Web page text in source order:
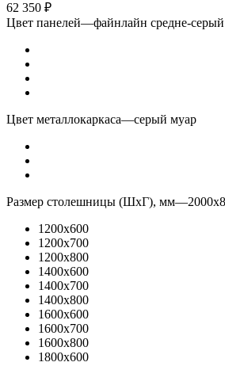
62 350 ₽
Цвет панелей—файнлайн средне-серый
Цвет металлокаркаса—серый муар
Размер столешницы (ШхГ), мм—
1200x600
1200x700
1200x800
1400x600
1400x700
1400x800
1600x600
1600x700
1600x800
1800x600